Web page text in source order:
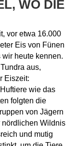
WO DIE
vor etwa 16.000
Eis von Fünen
heute kennen.
aus,
Eiszeit:
wie das
folgten die
von Jägern
nördlichen Wildnis
und mutig